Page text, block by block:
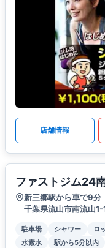
店舗情報
ファストジム24
新三郷駅から車で9分
千葉県流山市南流山
駐車場 シャワー ロ
水素水
駅から5分以内